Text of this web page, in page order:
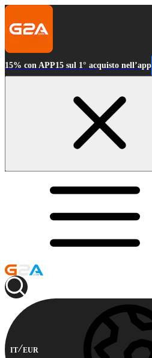
15% con APP15 sul 1° acquisto nell’app
IT EUR